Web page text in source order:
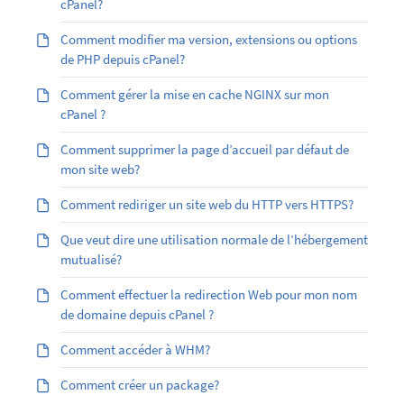
cPanel?
Comment modifier ma version, extensions ou options
de PHP depuis cPanel?
Comment gérer la mise en cache NGINX sur mon
cPanel ?
Comment supprimer la page d’accueil par défaut de
mon site web?
Comment rediriger un site web du HTTP vers HTTPS?
Que veut dire une utilisation normale de l’hébergement
mutualisé?
Comment effectuer la redirection Web pour mon nom
de domaine depuis cPanel ?
Comment accéder à WHM?
Comment créer un package?